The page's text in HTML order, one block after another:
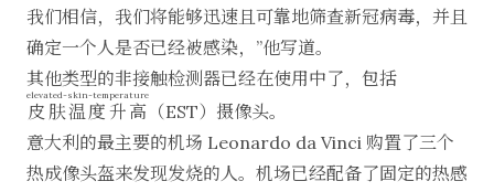
我们相信，我们将能够迅速且可靠地筛查新冠病毒，并且
确定一个人是否已经被感染，”他写道。
其他类型的非接触检测器已经在使用中了，包括
皮肤温度升高
elevated-skin-temperature
（EST）摄像头。
意大利的最主要的机场 Leonardo da Vinci 购置了三个
热成像头盔来发现发烧的人。机场已经配备了固定的热感